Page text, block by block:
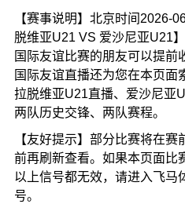
【赛事说明】北京时间2026-
脱维亚U21 VS 爱沙尼亚U21
国际友谊比赛的朋友可以提前
国际友谊直播还为您在本页面
拉脱维亚U21直播、爱沙尼亚
两队历史交锋、两队赛程。
【友好提示】部分比赛将在
前再刷新查看。如果本页面比
以上信号都无效，请进入飞马
号。